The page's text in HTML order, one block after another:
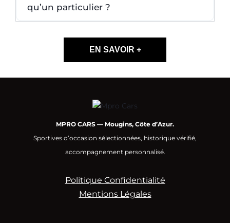
qu’un particulier ?
EN SAVOIR +
MPRO CARS — Mougins, Côte d’Azur.
Sportives d’occasion sélectionnées, historique vérifié,
accompagnement personnalisé.
Politique Confidentialité
Mentions Légales